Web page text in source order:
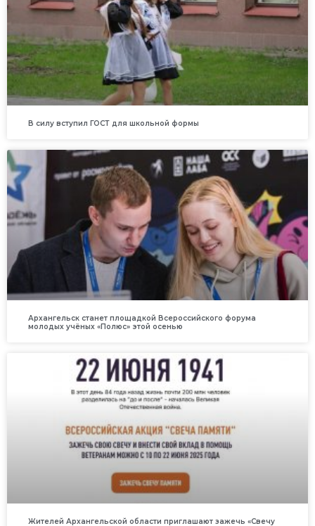
В силу вступил ГОСТ для школьной формы
Архангельск станет площадкой Всероссийского форума
молодых учёных «Полюс» этой осенью
Жителей Архангельской области приглашают зажечь «Свечу